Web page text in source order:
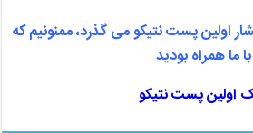
انتشار اولین پست نتیکو می گذرد، ممنونیم که
با ما همراه بودید
اولین پست نتیکو